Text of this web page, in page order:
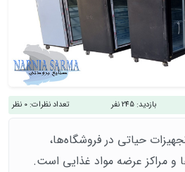
بازدید: 245 نفر تعداد نظرات: 0 نظر
حیاتی در فروشگاه‌ها،
و مراکز عرضه مواد غذایی است.